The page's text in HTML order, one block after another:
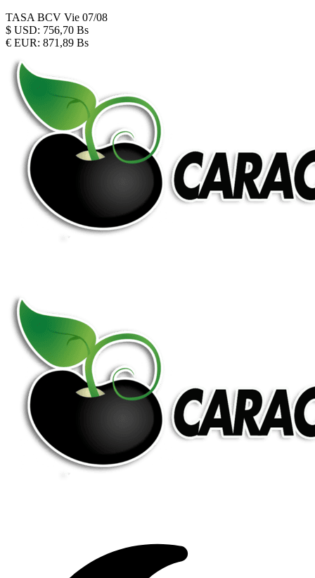
TASA BCV Vie 07/08
$ USD: 756,70 Bs
€ EUR: 871,89 Bs